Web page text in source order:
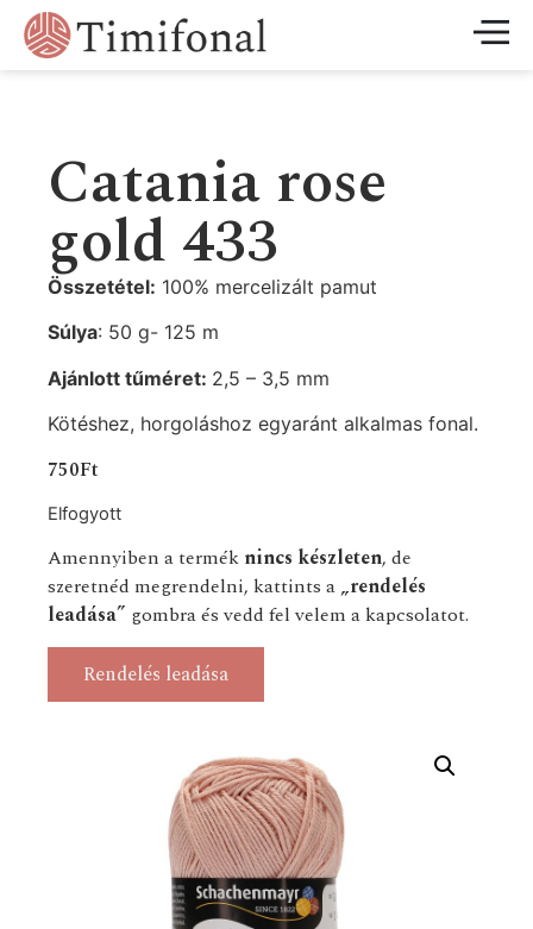
Catania rose
gold 433
Összetétel: 100% mercelizált pamut
Súlya: 50 g- 125 m
Ajánlott tűméret: 2,5 – 3,5 mm
Kötéshez, horgoláshoz egyaránt alkalmas fonal.
750Ft
Elfogyott
Amennyiben a termék nincs készleten, de
szeretnéd megrendelni, kattints a „rendelés
leadása” gombra és vedd fel velem a kapcsolatot.
Rendelés leadása